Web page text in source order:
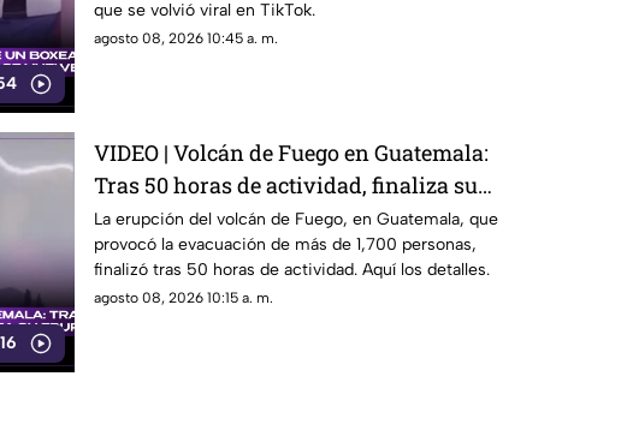
que se volvió viral en TikTok.
agosto 08, 2026 10:45 a. m.
VIDEO | Volcán de Fuego en Guatemala:
Tras 50 horas de actividad, finaliza su
erupción
La erupción del volcán de Fuego, en Guatemala, que
provocó la evacuación de más de 1,700 personas,
finalizó tras 50 horas de actividad. Aquí los detalles.
agosto 08, 2026 10:15 a. m.